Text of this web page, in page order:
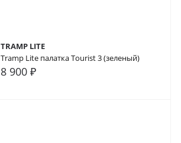
TRAMP LITE
Tramp Lite палатка Tourist 3 (зеленый)
8 900 ₽
В сравнение